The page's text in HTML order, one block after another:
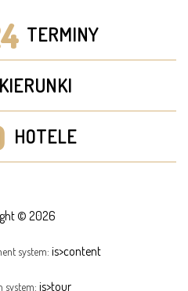
TERMINY
KIERUNKI
HOTELE
© 2026
system: is>content
system: is>tour